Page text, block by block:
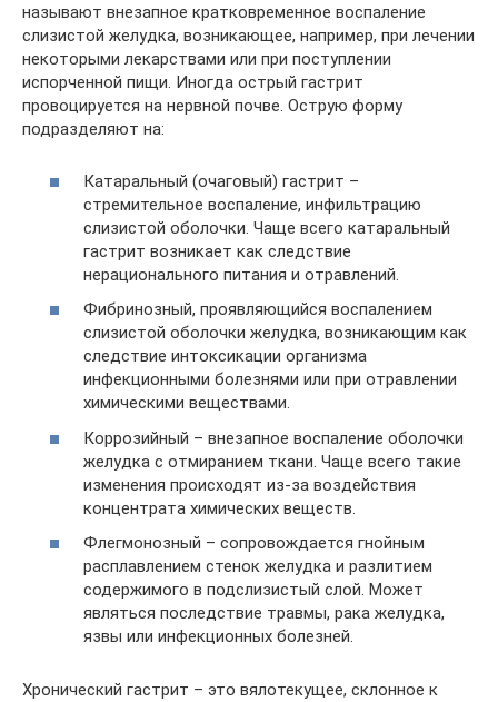
называют внезапное кратковременное воспаление
слизистой желудка, возникающее, например, при лечении
некоторыми лекарствами или при поступлении
испорченной пищи. Иногда острый гастрит
провоцируется на нервной почве. Острую форму
подразделяют на:
Катаральный (очаговый) гастрит –
стремительное воспаление, инфильтрацию
слизистой оболочки. Чаще всего катаральный
гастрит возникает как следствие
нерационального питания и отравлений.
Фибринозный, проявляющийся воспалением
слизистой оболочки желудка, возникающим как
следствие интоксикации организма
инфекционными болезнями или при отравлении
химическими веществами.
Коррозийный – внезапное воспаление оболочки
желудка с отмиранием ткани. Чаще всего такие
изменения происходят из-за воздействия
концентрата химических веществ.
Флегмонозный – сопровождается гнойным
расплавлением стенок желудка и разлитием
содержимого в подслизистый слой. Может
являться последствие травмы, рака желудка,
язвы или инфекционных болезней.
Хронический гастрит – это вялотекущее, склонное к